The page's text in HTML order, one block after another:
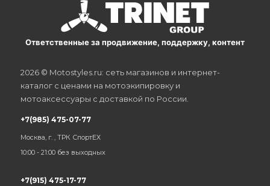
Ответственные за продвижение, поддержку, контент
2026 © Motostyles.ru: сеть магазинов и интернет-
каталог с ценами на мотоэкипировку и
мотоаксессуары с доставкой по России.
+7(985) 475-07-77
Москва, г. , ТРК СпортЕХ
10:00 - 21:00 без выходных
+7(915) 475-17-77